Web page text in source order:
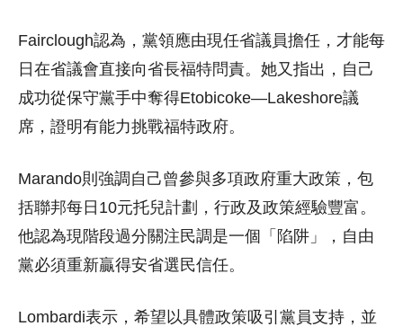
Fairclough認為，黨領應由現任省議員擔任，才能每
日在省議會直接向省長福特問責。她又指出，自己
成功從保守黨手中奪得Etobicoke—Lakeshore議
席，證明有能力挑戰福特政府。
Marando則強調自己曾參與多項政府重大政策，包
括聯邦每日10元托兒計劃，行政及政策經驗豐富。
他認為現階段過分關注民調是一個「陷阱」，自由
黨必須重新贏得安省選民信任。
Lombardi表示，希望以具體政策吸引黨員支持，並